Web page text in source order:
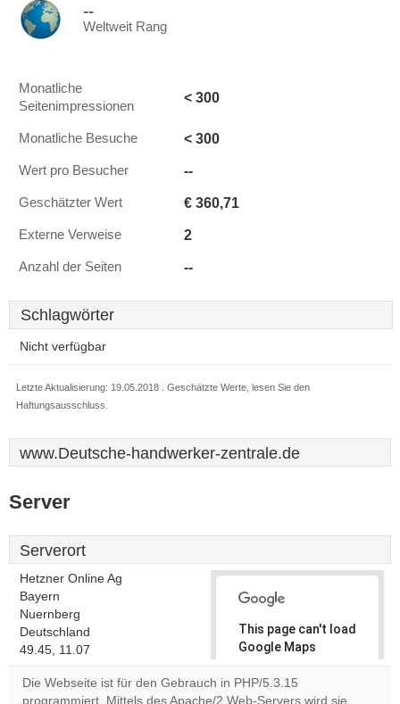
--
Weltweit Rang
Monatliche
Seitenimpressionen
< 300
Monatliche Besuche < 300
Wert pro Besucher --
Geschätzter Wert € 360,71
Externe Verweise 2
Anzahl der Seiten --
Schlagwörter
Nicht verfügbar
Letzte Aktualisierung: 19.05.2018 . Geschätzte Werte, lesen Sie den
Haftungsausschluss.
www.Deutsche-handwerker-zentrale.de
Server
Serverort
Hetzner Online Ag
Bayern
Nuernberg
Deutschland
49.45, 11.07
This page can't load
Google Maps
correctly.
Die Webseite ist für den Gebrauch in PHP/5.3.15
programmiert. Mittels des Apache/2 Web-Servers wird sie